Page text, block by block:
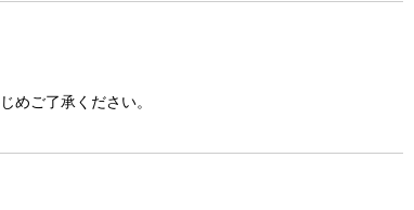
めご了承ください。